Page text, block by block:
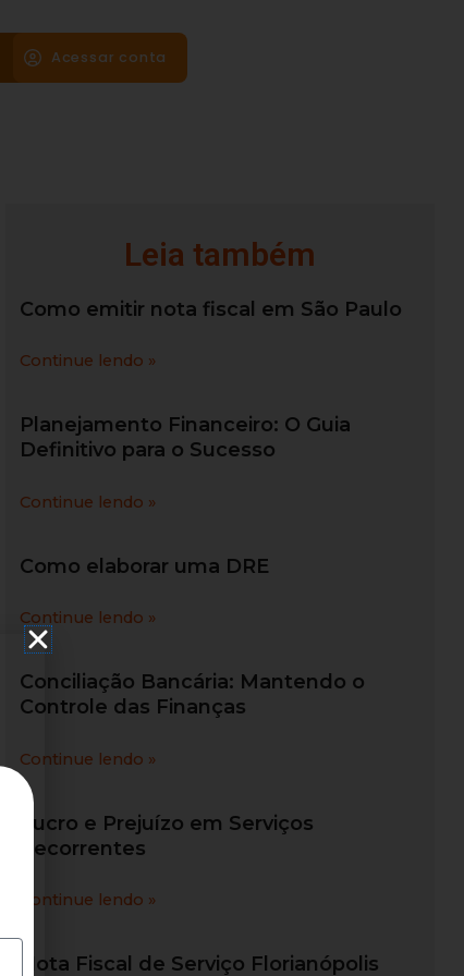
Acessar conta
Leia também
Como emitir nota fiscal em São Paulo
Continue lendo »
Planejamento Financeiro: O Guia
Definitivo para o Sucesso
Continue lendo »
Como elaborar uma DRE
Continue lendo »
Conciliação Bancária: Mantendo o
Controle das Finanças
Continue lendo »
Lucro e Prejuízo em Serviços
Recorrentes
Continue lendo »
Nota Fiscal de Serviço Florianópolis